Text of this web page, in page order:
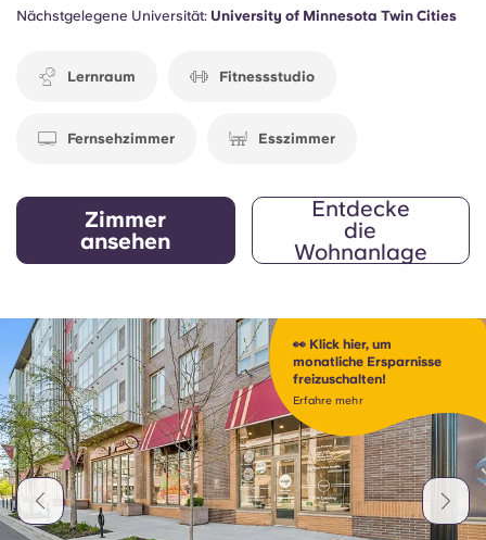
genießen und gleichzeitig in der Nähe des Campus, von
Restaurants, Unterhaltungsangeboten und Attraktionen im Freien
Nächstgelegene Universität: University of Minnesota Twin Cities
Lernraum Fitnessstudio
Fernsehzimmer Esszimmer
Zimmer
ansehen
Entdecke
die
Wohnanlage
👀 Klick hier, um
monatliche Ersparnisse
freizuschalten!
Erfahre mehr